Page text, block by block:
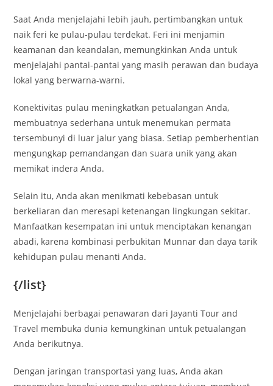
Saat Anda menjelajahi lebih jauh, pertimbangkan untuk
naik feri ke pulau-pulau terdekat. Feri ini menjamin
keamanan dan keandalan, memungkinkan Anda untuk
menjelajahi pantai-pantai yang masih perawan dan budaya
lokal yang berwarna-warni.
Konektivitas pulau meningkatkan petualangan Anda,
membuatnya sederhana untuk menemukan permata
tersembunyi di luar jalur yang biasa. Setiap pemberhentian
mengungkap pemandangan dan suara unik yang akan
memikat indera Anda.
Selain itu, Anda akan menikmati kebebasan untuk
berkeliaran dan meresapi ketenangan lingkungan sekitar.
Manfaatkan kesempatan ini untuk menciptakan kenangan
abadi, karena kombinasi perbukitan Munnar dan daya tarik
kehidupan pulau menanti Anda.
{/list}
Menjelajahi berbagai penawaran dari Jayanti Tour and
Travel membuka dunia kemungkinan untuk petualangan
Anda berikutnya.
Dengan jaringan transportasi yang luas, Anda akan